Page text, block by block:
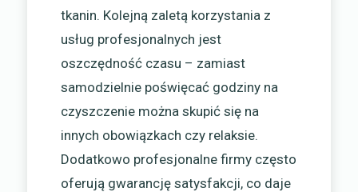
tkanin. Kolejną zaletą korzystania z
usług profesjonalnych jest
oszczędność czasu – zamiast
samodzielnie poświęcać godziny na
czyszczenie można skupić się na
innych obowiązkach czy relaksie.
Dodatkowo profesjonalne firmy często
oferują gwarancję satysfakcji, co daje